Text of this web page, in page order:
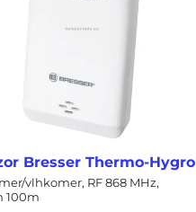
Bresser Thermo-Hygro
vlhkomer, RF 868 MHz,
100m